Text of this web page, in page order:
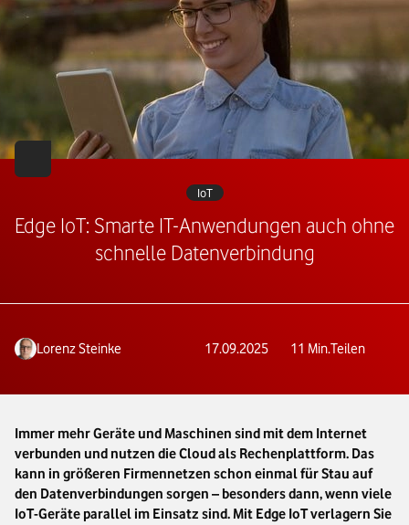
IoT
Edge IoT: Smarte IT-Anwendungen auch ohne
schnelle Datenverbindung
Lorenz Steinke 17.09.2025 11 Min.Teilen
Immer mehr Geräte und Maschinen sind mit dem Internet
verbunden und nutzen die Cloud als Rechenplattform. Das
kann in größeren Firmennetzen schon einmal für Stau auf
den Datenverbindungen sorgen – besonders dann, wenn viele
IoT-Geräte parallel im Einsatz sind. Mit Edge IoT verlagern Sie